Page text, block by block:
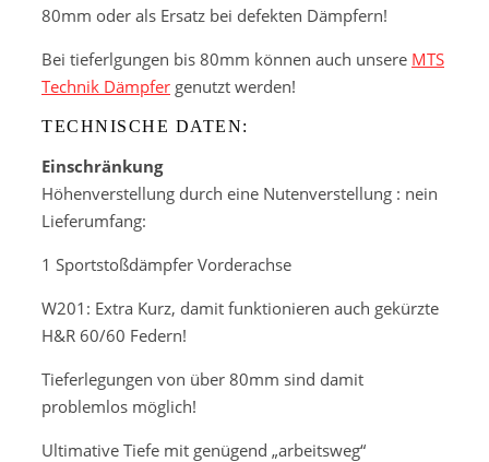
80mm oder als Ersatz bei defekten Dämpfern!
Bei tieferlgungen bis 80mm können auch unsere MTS
Technik Dämpfer genutzt werden!
TECHNISCHE DATEN:
Einschränkung
Höhenverstellung durch eine Nutenverstellung : nein
Lieferumfang:
1 Sportstoßdämpfer Vorderachse
W201: Extra Kurz, damit funktionieren auch gekürzte
H&R 60/60 Federn!
Tieferlegungen von über 80mm sind damit
problemlos möglich!
Ultimative Tiefe mit genügend „arbeitsweg“